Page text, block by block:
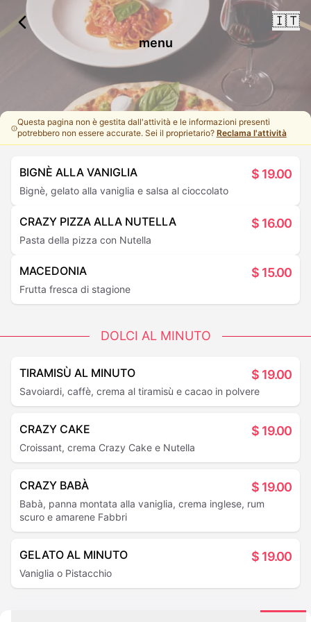
🇮🇹
menu
Questa pagina non è gestita dall'attività e le informazioni presenti
potrebbero non essere accurate. Sei il proprietario? Reclama l'attività
BIGNÈ ALLA VANIGLIA $ 19.00
Bignè, gelato alla vaniglia e salsa al cioccolato
CRAZY PIZZA ALLA NUTELLA $ 16.00
Pasta della pizza con Nutella
MACEDONIA $ 15.00
Frutta fresca di stagione
DOLCI AL MINUTO
TIRAMISÙ AL MINUTO $ 19.00
Savoiardi, caffè, crema al tiramisù e cacao in polvere
CRAZY CAKE $ 19.00
Croissant, crema Crazy Cake e Nutella
CRAZY BABÀ $ 19.00
Babà, panna montata alla vaniglia, crema inglese, rum
scuro e amarene Fabbri
GELATO AL MINUTO $ 19.00
Vaniglia o Pistacchio